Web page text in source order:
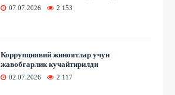
07.07.2026 2 153
Коррупциявий жиноятлар учун
жавобгарлик кучайтирилди
02.07.2026 2 117